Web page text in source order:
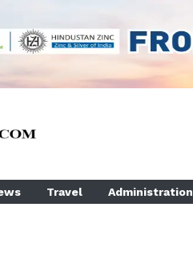
Travel Administration